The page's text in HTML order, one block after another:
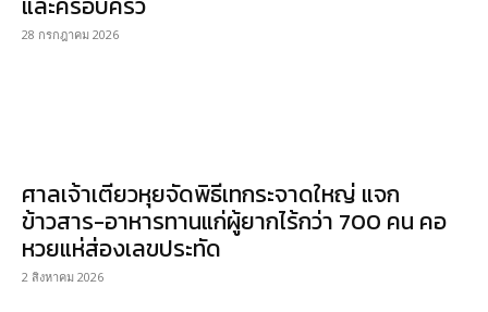
28 กรกฎาคม 2026
ศาลเจ้าเตียวหุยจัดพิธีเทกระจาดใหญ่ แจก
ข้าวสาร-อาหารทานแก่ผู้ยากไร้กว่า 700 คน คอ
หวยแห่ส่องเลขประทัด
2 สิงหาคม 2026